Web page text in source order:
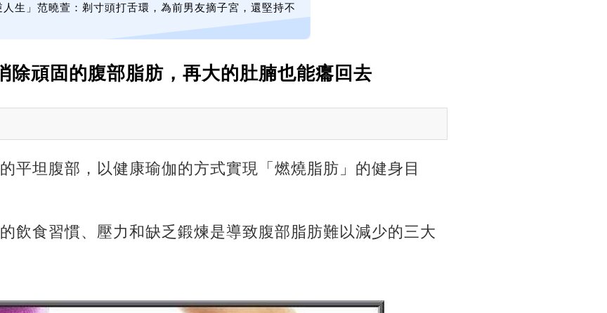
人生」范曉萱：剃寸頭打舌環，為前男友摘子宮，還堅持不
除頑固的腹部脂肪，再大的肚腩也能癟回去
平坦腹部，以健康瑜伽的方式實現「燃燒脂肪」的健身目
飲食習慣、壓力和缺乏鍛煉是導致腹部脂肪難以減少的三大